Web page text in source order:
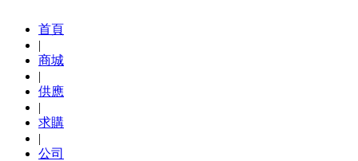
首頁
|
商城
|
供應
|
求購
|
公司